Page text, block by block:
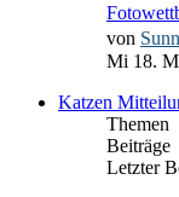
von
Mi 18.
Katzen
Themen
Beiträge
Letzter